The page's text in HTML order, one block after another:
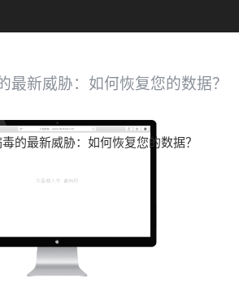
最新威胁：如何恢复您的数据？